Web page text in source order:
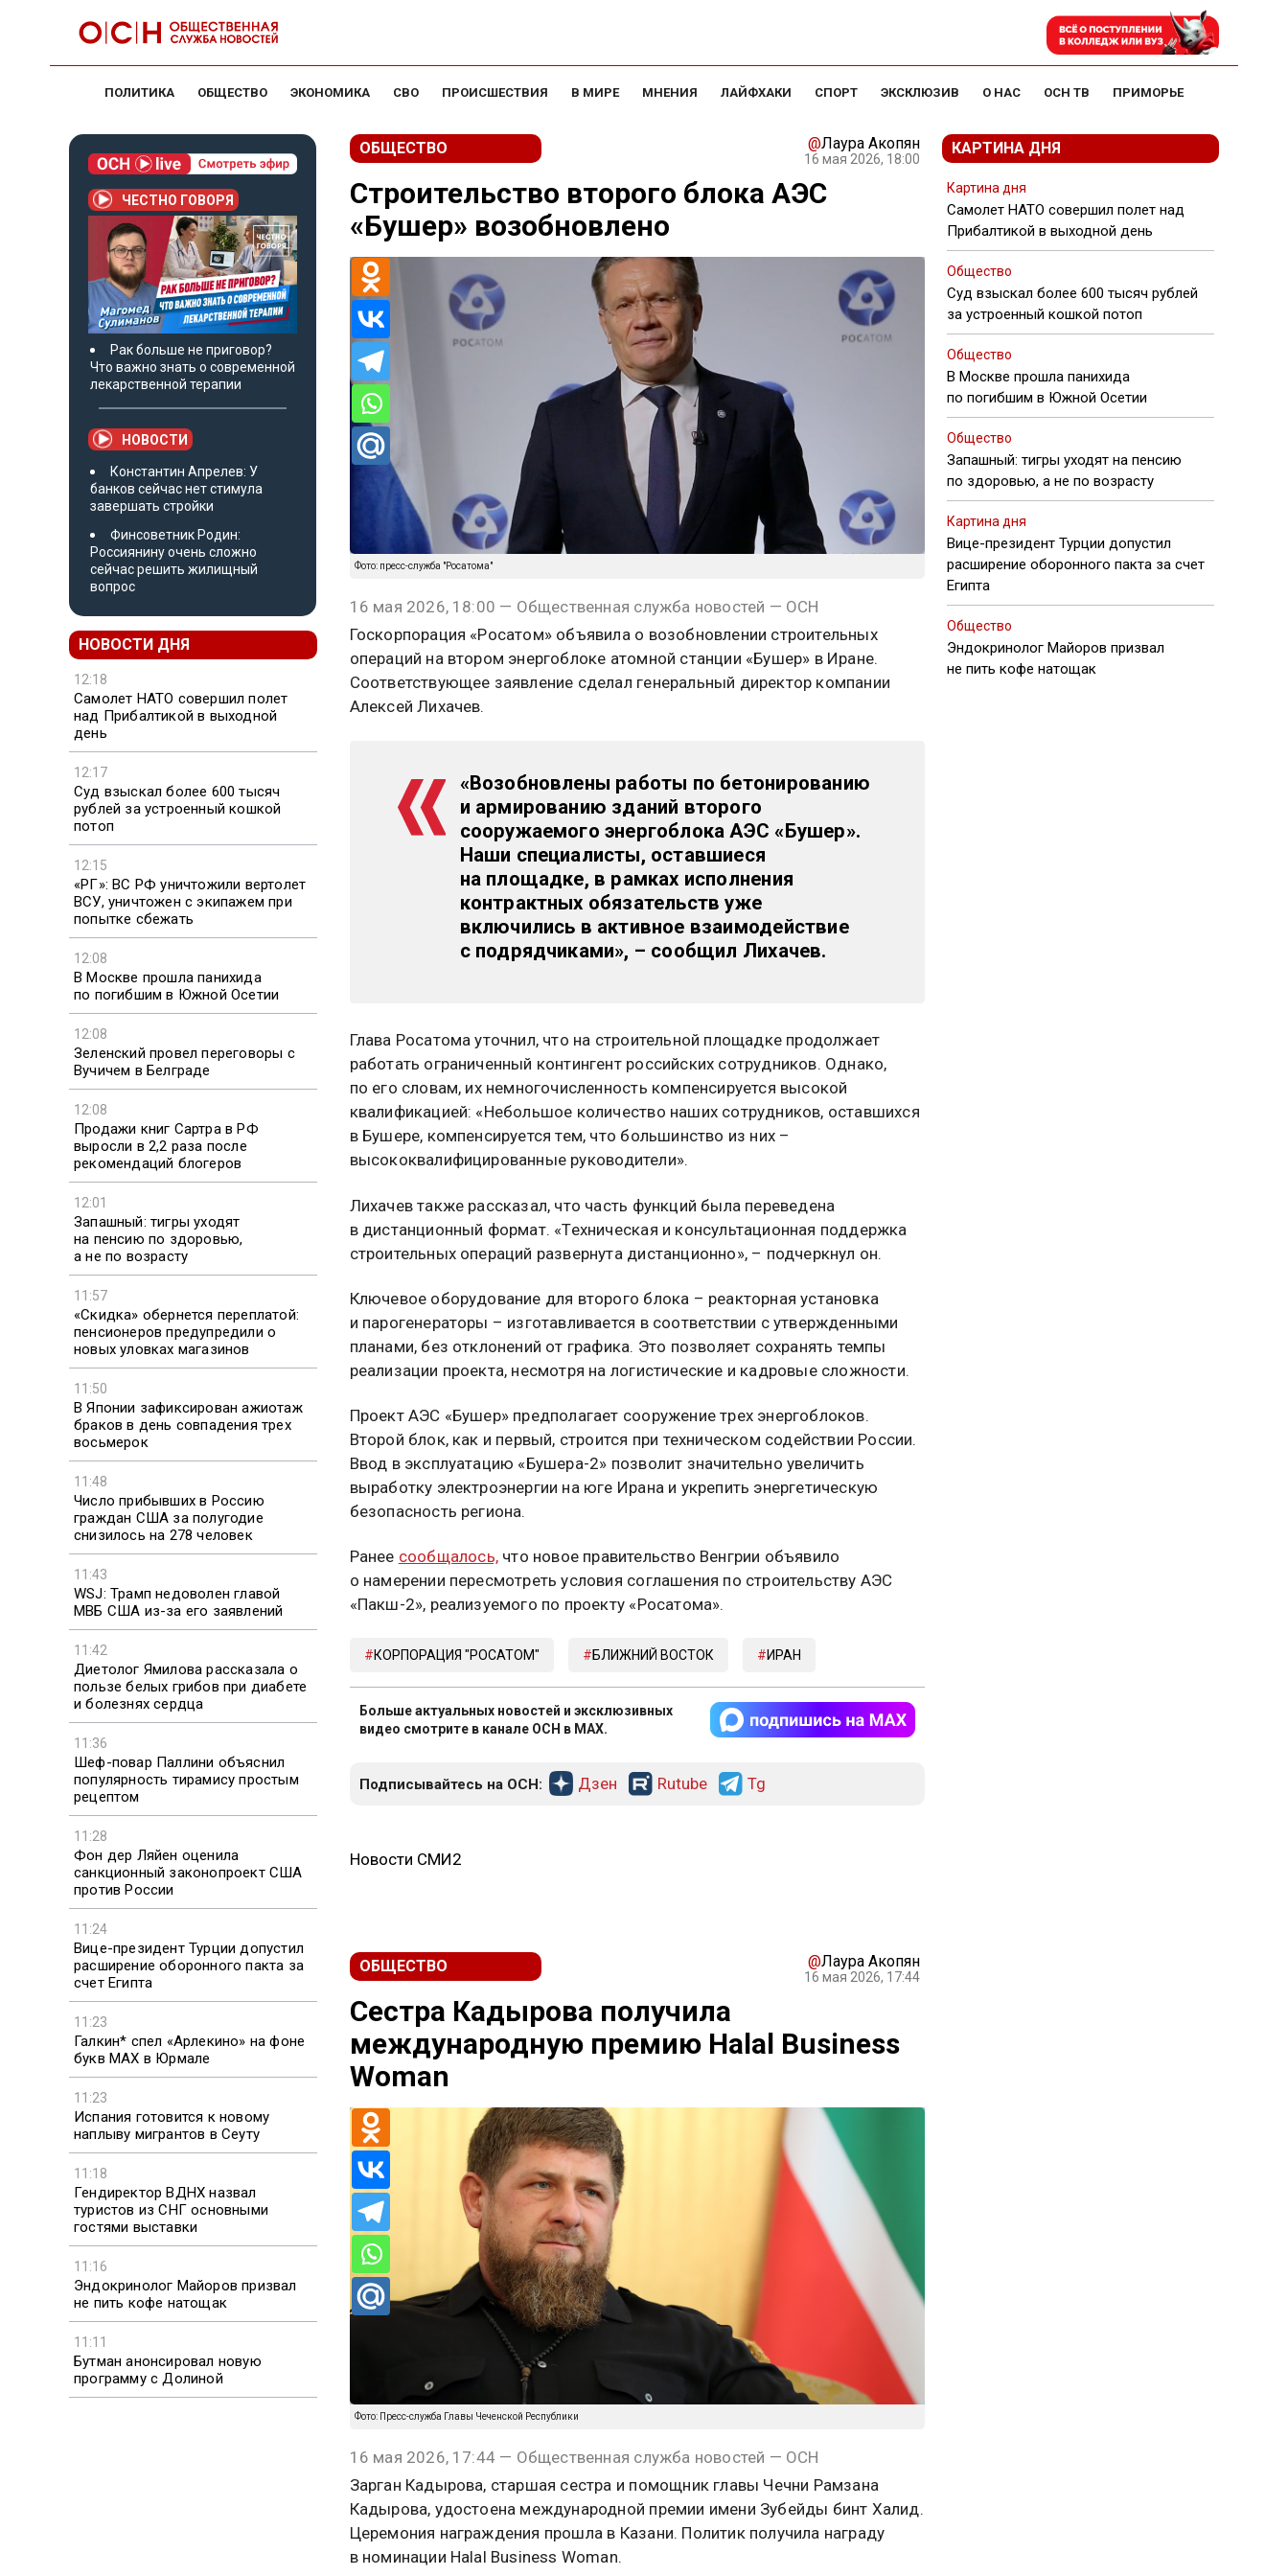
ПОЛИТИКА ОБЩЕСТВО ЭКОНОМИКА СВО ПРОИСШЕСТВИЯ В МИРЕ МНЕНИЯ ЛАЙФХАКИ СПОРТ ЭКСКЛЮЗИВ О НАС ОСН ТВ ПРИМОРЬЕ
ЧЕСТНО ГОВОРЯ
Рак больше не приговор?
Что важно знать о современной
лекарственной терапии
НОВОСТИ
Константин Апрелев: У
банков сейчас нет стимула
завершать стройки
Финсоветник Родин:
Россиянину очень сложно
сейчас решить жилищный
вопрос
НОВОСТИ ДНЯ
12:18
Самолет НАТО совершил полет
над Прибалтикой в выходной
день
12:17
Суд взыскал более 600 тысяч
рублей за устроенный кошкой
потоп
12:15
«РГ»: ВС РФ уничтожили вертолет
ВСУ, уничтожен с экипажем при
попытке сбежать
12:08
В Москве прошла панихида
по погибшим в Южной Осетии
12:08
Зеленский провел переговоры с
Вучичем в Белграде
12:08
Продажи книг Сартра в РФ
выросли в 2,2 раза после
рекомендаций блогеров
12:01
Запашный: тигры уходят
на пенсию по здоровью,
а не по возрасту
11:57
«Скидка» обернется переплатой:
пенсионеров предупредили о
новых уловках магазинов
11:50
В Японии зафиксирован ажиотаж
браков в день совпадения трех
восьмерок
11:48
Число прибывших в Россию
граждан США за полугодие
снизилось на 278 человек
11:43
WSJ: Трамп недоволен главой
МВБ США из-за его заявлений
11:42
Диетолог Ямилова рассказала о
пользе белых грибов при диабете
и болезнях сердца
11:36
Шеф-повар Паллини объяснил
популярность тирамису простым
рецептом
11:28
Фон дер Ляйен оценила
санкционный законопроект США
против России
11:24
Вице-президент Турции допустил
расширение оборонного пакта за
счет Египта
11:23
Галкин* спел «Арлекино» на фоне
букв MAX в Юрмале
11:23
Испания готовится к новому
наплыву мигрантов в Сеуту
11:18
Гендиректор ВДНХ назвал
туристов из СНГ основными
гостями выставки
11:16
Эндокринолог Майоров призвал
не пить кофе натощак
11:11
Бутман анонсировал новую
программу с Долиной
ОБЩЕСТВО @Лаура Акопян
16 мая 2026, 18:00
Строительство второго блока АЭС
«Бушер» возобновлено
Фото: пресс-служба "Росатома"
16 мая 2026, 18:00 — Общественная служба новостей — ОСН
Госкорпорация «Росатом» объявила о возобновлении строительных
операций на втором энергоблоке атомной станции «Бушер» в Иране.
Соответствующее заявление сделал генеральный директор компании
Алексей Лихачев.
«Возобновлены работы по бетонированию
и армированию зданий второго
сооружаемого энергоблока АЭС «Бушер».
Наши специалисты, оставшиеся
на площадке, в рамках исполнения
контрактных обязательств уже
включились в активное взаимодействие
с подрядчиками», – сообщил Лихачев.
Глава Росатома уточнил, что на строительной площадке продолжает
работать ограниченный контингент российских сотрудников. Однако,
по его словам, их немногочисленность компенсируется высокой
квалификацией: «Небольшое количество наших сотрудников, оставшихся
в Бушере, компенсируется тем, что большинство из них –
высококвалифицированные руководители».
Лихачев также рассказал, что часть функций была переведена
в дистанционный формат. «Техническая и консультационная поддержка
строительных операций развернута дистанционно», – подчеркнул он.
Ключевое оборудование для второго блока – реакторная установка
и парогенераторы – изготавливается в соответствии с утвержденными
планами, без отклонений от графика. Это позволяет сохранять темпы
реализации проекта, несмотря на логистические и кадровые сложности.
Проект АЭС «Бушер» предполагает сооружение трех энергоблоков.
Второй блок, как и первый, строится при техническом содействии России.
Ввод в эксплуатацию «Бушера-2» позволит значительно увеличить
выработку электроэнергии на юге Ирана и укрепить энергетическую
безопасность региона.
Ранее сообщалось,что новое правительство Венгрии объявило
о намерении пересмотреть условия соглашения по строительству АЭС
«Пакш-2», реализуемого по проекту «Росатома».
КОРПОРАЦИЯ "РОСАТОМ" БЛИЖНИЙ ВОСТОК ИРАН
Больше актуальных новостей и эксклюзивных
видео смотрите в канале ОСН в MAX.
Подписывайтесь на ОСН: Дзен Rutube Tg
Новости СМИ2
ОБЩЕСТВО @Лаура Акопян
16 мая 2026, 17:44
Сестра Кадырова получила
международную премию Halal Business
Woman
Фото: Пресс-служба Главы Чеченской Республики
16 мая 2026, 17:44 — Общественная служба новостей — ОСН
Зарган Кадырова, старшая сестра и помощник главы Чечни Рамзана
Кадырова, удостоена международной премии имени Зубейды бинт Халид.
Церемония награждения прошла в Казани. Политик получила награду
в номинации Halal Business Woman.
КАРТИНА ДНЯ
Картина дня
Самолет НАТО совершил полет над
Прибалтикой в выходной день
Общество
Суд взыскал более 600 тысяч рублей
за устроенный кошкой потоп
Общество
В Москве прошла панихида
по погибшим в Южной Осетии
Общество
Запашный: тигры уходят на пенсию
по здоровью, а не по возрасту
Картина дня
Вице-президент Турции допустил
расширение оборонного пакта за счет
Египта
Общество
Эндокринолог Майоров призвал
не пить кофе натощак